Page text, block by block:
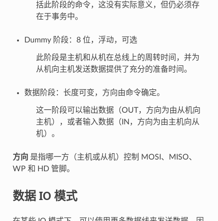
括此阶段的命令，这没有实际意义，但仍必须存
在于事务中。
Dummy 阶段：8 位，浮动，可选
此阶段是主机和从机在总线上的周转时间，并为
从机向主机发送数据提供了充分的准备时间。
数据阶段：长度可变，方向由命令确定。
这一阶段可以输出数据（OUT，方向为由从机向
主机），或者输入数据（IN，方向为由主机向从
机）。
方向 是指哪一方（主机或从机）控制 MOSI、MISO、
WP 和 HD 管脚。
数据 IO 模式